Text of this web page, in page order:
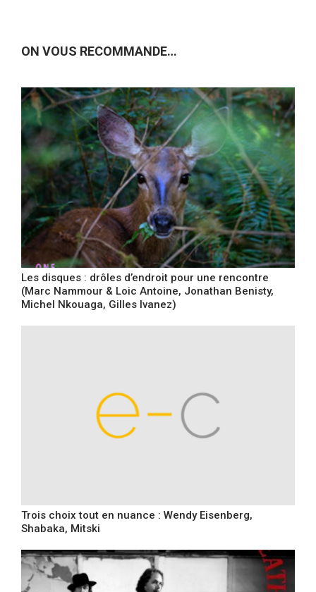
ON VOUS RECOMMANDE…
Les disques : drôles d’endroit pour une rencontre
(Marc Nammour & Loic Antoine, Jonathan Benisty,
Michel Nkouaga, Gilles Ivanez)
Trois choix tout en nuance : Wendy Eisenberg,
Shabaka, Mitski